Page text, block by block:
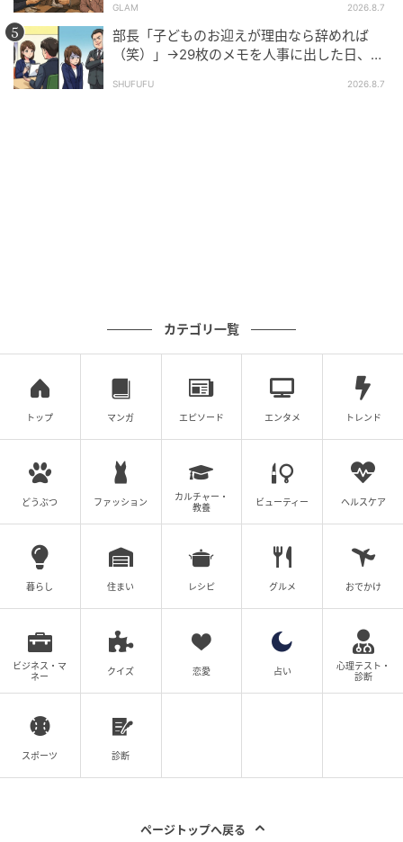
ています。
元記事で読む
GLAM 2026.8.7
部長「子どものお迎えが理由なら辞めれば
（笑）」→29枚のメモを人事に出した日、部
SHUFUFU 2026.8.7
カテゴリ一覧
トップ マンガ エピソード エンタメ トレンド
どうぶつ ファッション
カルチャー・
教養
ビューティー ヘルスケア
暮らし 住まい レシピ グルメ おでかけ
ビジネス・マ
ネー
クイズ 恋愛 占い
心理テスト・
診断
スポーツ 診断
ページトップへ戻る